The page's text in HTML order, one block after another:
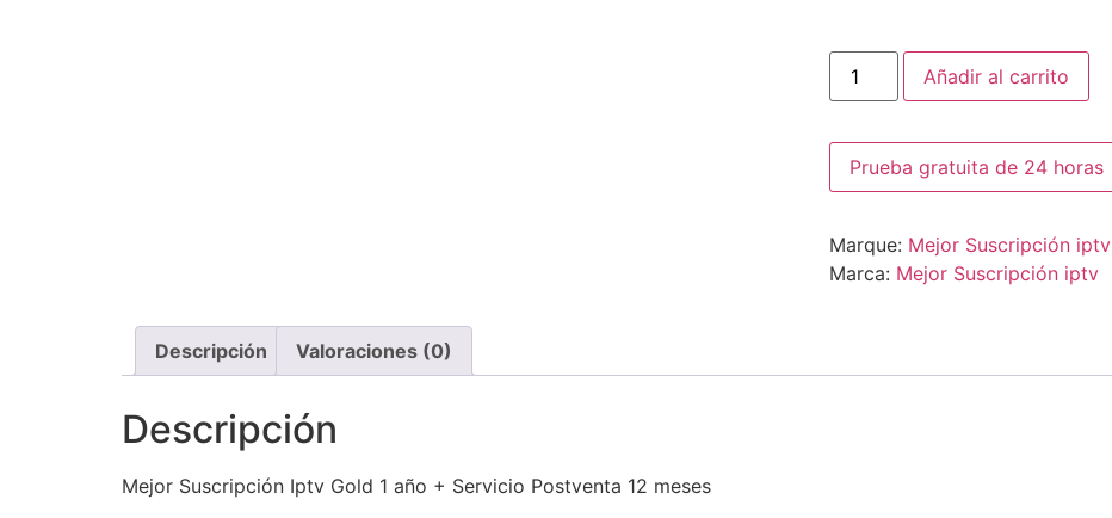
Añadir al carrito
Prueba gratuita de 24 horas
Marque: Mejor Suscripción iptv
Marca: Mejor Suscripción iptv
Descripción Valoraciones (0)
Descripción
Mejor Suscripción Iptv Gold 1 año + Servicio Postventa 12 meses